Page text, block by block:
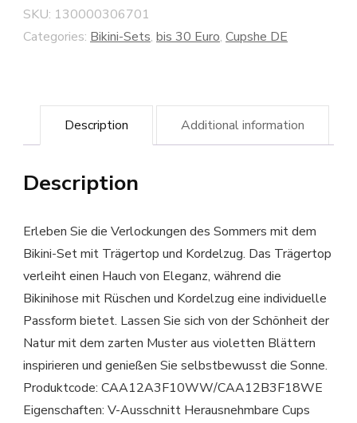
SKU: 130000306701
Categories: Bikini-Sets, bis 30 Euro, Cupshe DE
Description Additional information
Description
Erleben Sie die Verlockungen des Sommers mit dem
Bikini-Set mit Trägertop und Kordelzug. Das Trägertop
verleiht einen Hauch von Eleganz, während die
Bikinihose mit Rüschen und Kordelzug eine individuelle
Passform bietet. Lassen Sie sich von der Schönheit der
Natur mit dem zarten Muster aus violetten Blättern
inspirieren und genießen Sie selbstbewusst die Sonne.
Produktcode: CAA12A3F10WW/CAA12B3F18WE
Eigenschaften: V-Ausschnitt Herausnehmbare Cups